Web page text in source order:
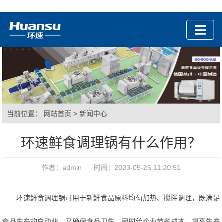
当前位置： 网站首页 >新闻中心
环速鲜食调理锅有什么作用？
作者：admin 时间：2023-05-25 11:20:51
环速鲜食调理锅可用于新鲜食品原料均匀加热、搅拌调理，既满足